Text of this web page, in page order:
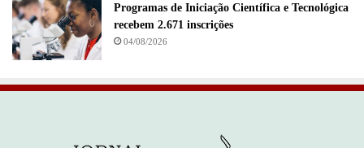
Programas de Iniciação Científica e Tecnológica
recebem 2.671 inscrições
04/08/2026